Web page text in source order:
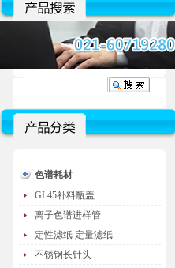
色谱耗材
GL45补料瓶盖
离子色谱进样管
定性滤纸 定量滤纸
不锈钢长针头